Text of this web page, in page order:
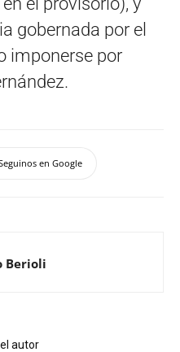
gobernada por el
imponerse por
en Google
Berioli
autor